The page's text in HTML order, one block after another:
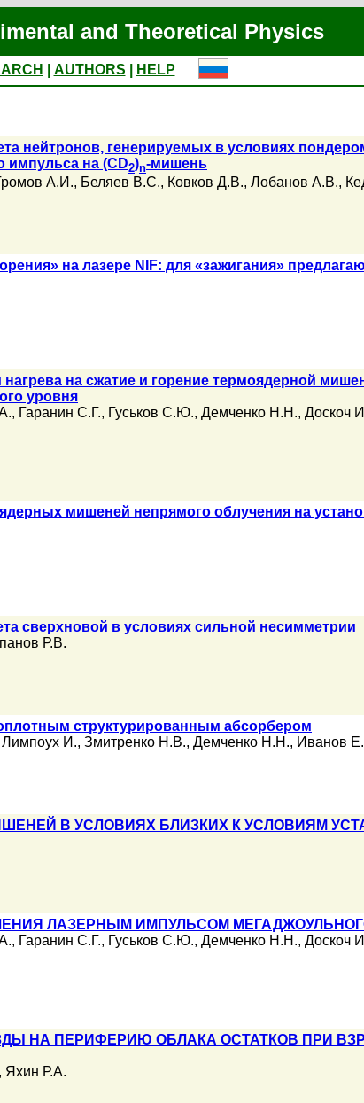
and Theoretical Physics
AUTHORS
HELP
нейтронов, генерируемых в условиях
импульса на (CD2)n-мишень
А.И., Беляев В.С., Ковков Д.В., Лобанов А.В.,
на лазере NIF: для «зажигания»
на сжатие и горение термоядерной
уровня
, Гаранин С.Г., Гуськов С.Ю., Демченко Н.Н., Доскоч
мишеней непрямого облучения на
сверхновой в условиях сильной несимметрии
Р.В.
структурированным абсорбером
Лимпоух И., Змитренко Н.В., Демченко Н.Н., Иванов
В УСЛОВИЯХ БЛИЗКИХ К УСЛОВИЯМ
ЛАЗЕРНЫМ ИМПУЛЬСОМ
, Гаранин С.Г., Гуськов С.Ю., Демченко Н.Н., Доскоч
НА ПЕРИФЕРИЮ ОБЛАКА ОСТАТКОВ ПРИ
, Яхин Р.А.